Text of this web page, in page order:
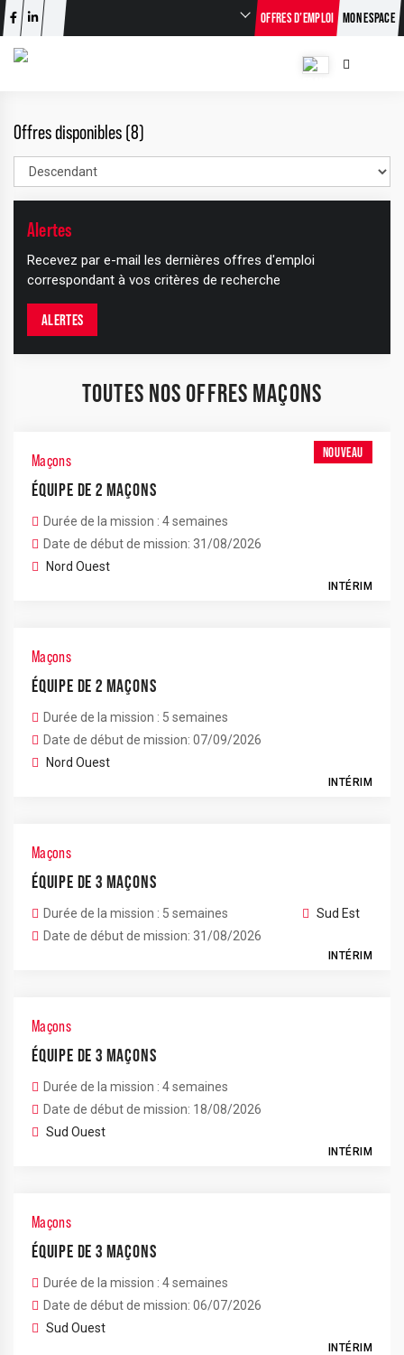
OFFRES D’EMPLOI MON ESPACE
Offres disponibles (8)
Alertes
Recevez par e-mail les dernières offres d'emploi
correspondant à vos critères de recherche
ALERTES
TOUTES NOS OFFRES MAÇONS
NOUVEAU
Maçons
ÉQUIPE DE 2 MAÇONS
Durée de la mission : 4 semaines
Date de début de mission: 31/08/2026
Nord Ouest
INTÉRIM
Maçons
ÉQUIPE DE 2 MAÇONS
Durée de la mission : 5 semaines
Date de début de mission: 07/09/2026
Nord Ouest
INTÉRIM
Maçons
ÉQUIPE DE 3 MAÇONS
Durée de la mission : 5 semaines
Date de début de mission: 31/08/2026
Sud Est
INTÉRIM
Maçons
ÉQUIPE DE 3 MAÇONS
Durée de la mission : 4 semaines
Date de début de mission: 18/08/2026
Sud Ouest
INTÉRIM
Maçons
ÉQUIPE DE 3 MAÇONS
Durée de la mission : 4 semaines
Date de début de mission: 06/07/2026
Sud Ouest
INTÉRIM